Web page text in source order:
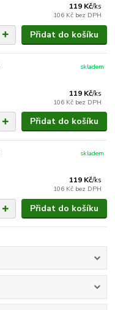
119 Kč/ks
106 Kč bez DPH
Přidat do košíku
119 Kč/ks
106 Kč bez DPH
skladem
Přidat do košíku
119 Kč/ks
106 Kč bez DPH
skladem
Přidat do košíku